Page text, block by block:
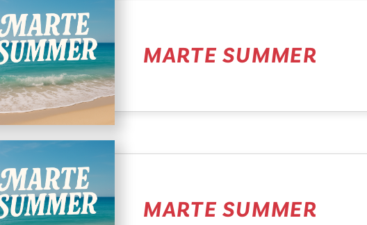
MARTE SUMMER
MARTE SUMMER